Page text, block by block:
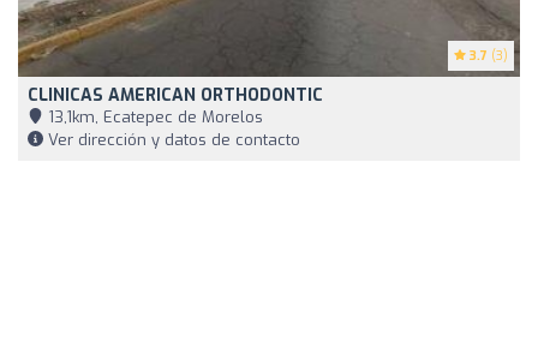
3.7 (3)
CLINICAS AMERICAN ORTHODONTIC
13,1km, Ecatepec de Morelos
Ver dirección y datos de contacto